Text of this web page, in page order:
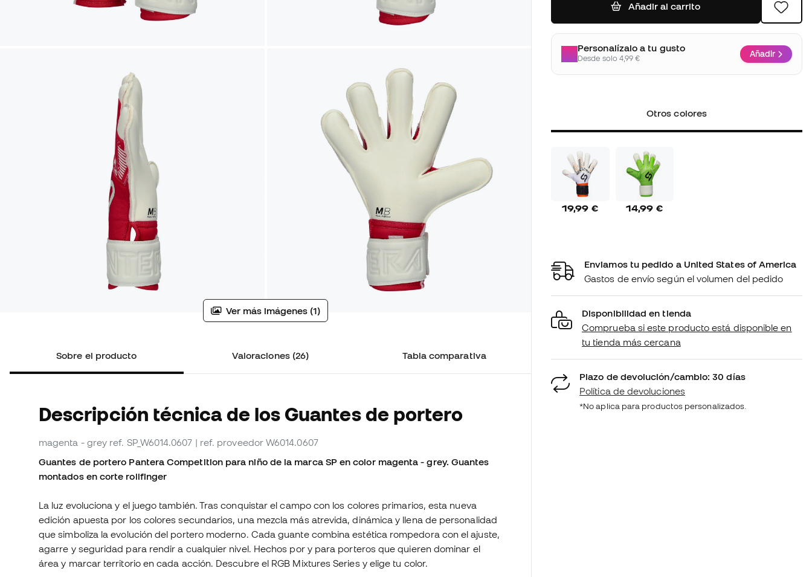
Ver más imágenes (1)
Sobre el producto Valoraciones (26) Tabla comparativa
Descripción técnica de los Guantes de portero
magenta - grey ref. SP_W6014.0607 | ref. proveedor W6014.0607
Guantes de portero Pantera Competition para niño de la marca SP en color magenta - grey. Guantes
montados en corte rollfinger
La luz evoluciona y el juego también. Tras conquistar el campo con los colores primarios, esta nueva
edición apuesta por los colores secundarios, una mezcla más atrevida, dinámica y llena de personalidad
que simboliza la evolución del portero moderno. Cada guante combina estética rompedora con el ajuste,
agarre y seguridad para rendir a cualquier nivel. Hechos por y para porteros que quieren dominar el
área y marcar territorio en cada acción. Descubre el RGB Mixtures Series y elige tu color.
Añadir al carrito
Personalízalo a tu gusto
Desde solo 4,99 € Añadir
Otros colores
19,99 € 14,99 €
Enviamos tu pedido a United States of America
Gastos de envío según el volumen del pedido
Disponibilidad en tienda
Comprueba si este producto está disponible en
tu tienda más cercana
Plazo de devolución/cambio: 30 días
Política de devoluciones
*No aplica para productos personalizados.